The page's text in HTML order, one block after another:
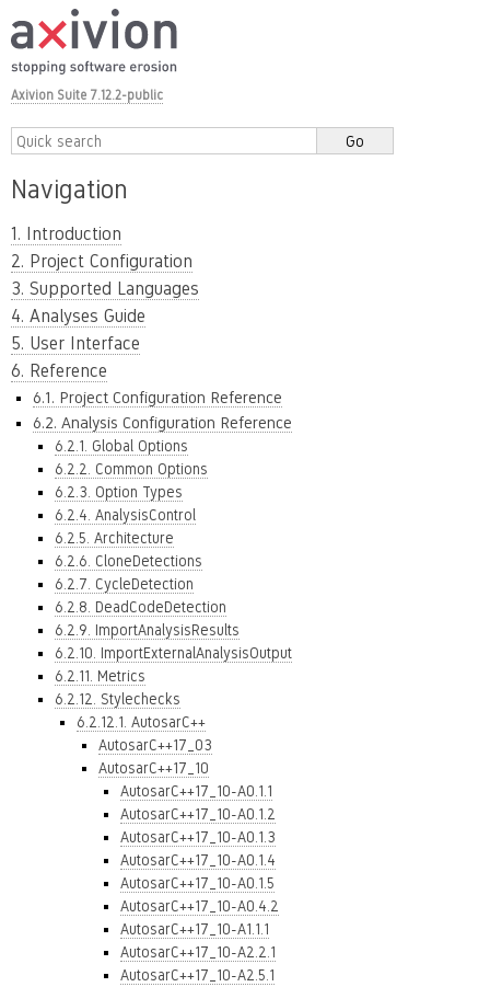
Axivion Suite 7.12.2-public
Navigation
1. Introduction
2. Project Configuration
3. Supported Languages
4. Analyses Guide
5. User Interface
6. Reference
6.1. Project Configuration Reference
6.2. Analysis Configuration Reference
6.2.1. Global Options
6.2.2. Common Options
6.2.3. Option Types
6.2.4. AnalysisControl
6.2.5. Architecture
6.2.6. CloneDetections
6.2.7. CycleDetection
6.2.8. DeadCodeDetection
6.2.9. ImportAnalysisResults
6.2.10. ImportExternalAnalysisOutput
6.2.11. Metrics
6.2.12. Stylechecks
6.2.12.1. AutosarC++
AutosarC++17_03
AutosarC++17_10
AutosarC++17_10-A0.1.1
AutosarC++17_10-A0.1.2
AutosarC++17_10-A0.1.3
AutosarC++17_10-A0.1.4
AutosarC++17_10-A0.1.5
AutosarC++17_10-A0.4.2
AutosarC++17_10-A1.1.1
AutosarC++17_10-A2.2.1
AutosarC++17_10-A2.5.1